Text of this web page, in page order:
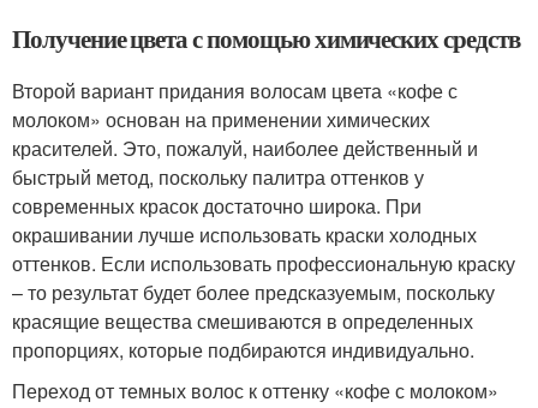
Получение цвета с помощью химических средств
Второй вариант придания волосам цвета «кофе с
молоком» основан на применении химических
красителей. Это, пожалуй, наиболее действенный и
быстрый метод, поскольку палитра оттенков у
современных красок достаточно широка. При
окрашивании лучше использовать краски холодных
оттенков. Если использовать профессиональную краску
– то результат будет более предсказуемым, поскольку
красящие вещества смешиваются в определенных
пропорциях, которые подбираются индивидуально.
Переход от темных волос к оттенку «кофе с молоком»